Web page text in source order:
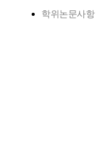
학위논문사항